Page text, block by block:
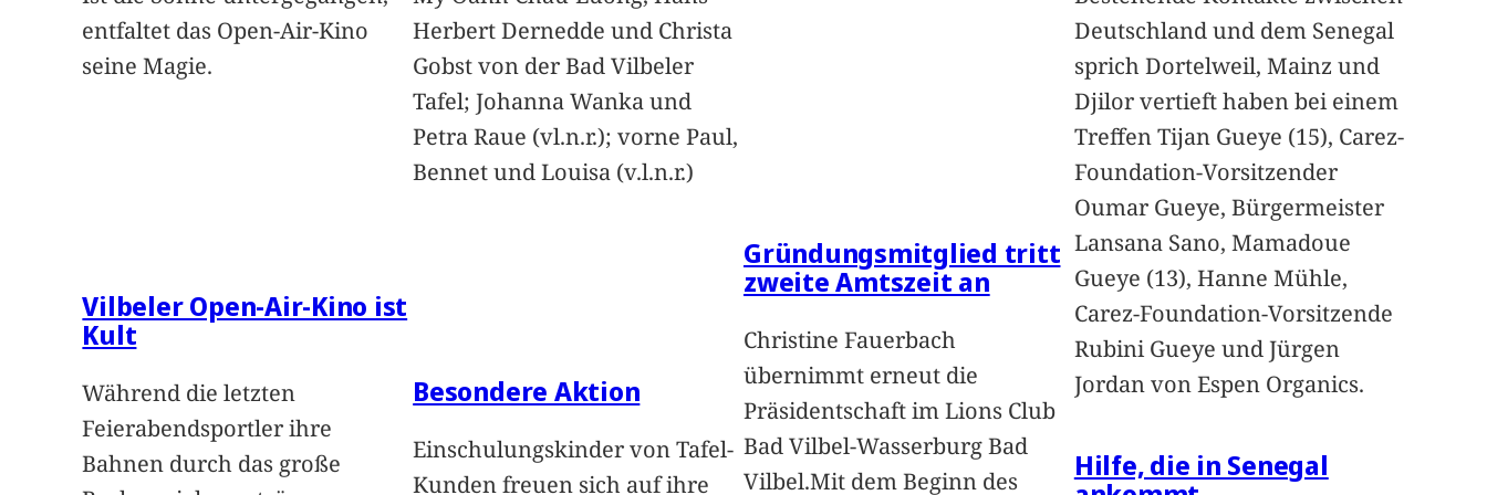
entfaltet das Open-Air-Kino
seine Magie.
Vilbeler Open-Air-Kino ist
Kult
Während die letzten
Feierabendsportler ihre
Bahnen durch das große
Herbert Dernedde und Christa
Gobst von der Bad Vilbeler
Tafel; Johanna Wanka und
Petra Raue (vl.n.r.); vorne Paul,
Bennet und Louisa (v.l.n.r.)
Besondere Aktion
Einschulungskinder von Tafel-
Kunden freuen sich auf ihre
Gründungsmitglied tritt
zweite Amtszeit an
Christine Fauerbach
übernimmt erneut die
Präsidentschaft im Lions Club
Bad Vilbel-Wasserburg Bad
Vilbel.Mit dem Beginn des
Deutschland und dem Senegal
sprich Dortelweil, Mainz und
Djilor vertieft haben bei einem
Treffen Tijan Gueye (15), Carez-
Foundation-Vorsitzender
Oumar Gueye, Bürgermeister
Lansana Sano, Mamadoue
Gueye (13), Hanne Mühle,
Carez-Foundation-Vorsitzende
Rubini Gueye und Jürgen
Jordan von Espen Organics.
Hilfe, die in Senegal